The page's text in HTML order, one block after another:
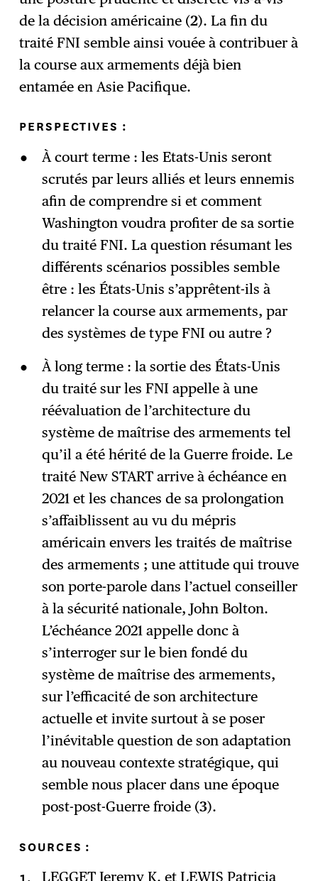
de la décision américaine (2). La fin du
traité FNI semble ainsi vouée à contribuer à
la course aux armements déjà bien
entamée en Asie Pacifique.
PERSPECTIVES :
À court terme : les Etats-Unis seront
scrutés par leurs alliés et leurs ennemis
afin de comprendre si et comment
Washington voudra profiter de sa sortie
du traité FNI. La question résumant les
différents scénarios possibles semble
être : les États-Unis s’apprêtent-ils à
relancer la course aux armements, par
des systèmes de type FNI ou autre ?
À long terme : la sortie des États-Unis
du traité sur les FNI appelle à une
réévaluation de l’architecture du
système de maîtrise des armements tel
qu’il a été hérité de la Guerre froide. Le
traité New START arrive à échéance en
2021 et les chances de sa prolongation
s’affaiblissent au vu du mépris
américain envers les traités de maîtrise
des armements ; une attitude qui trouve
son porte-parole dans l’actuel conseiller
à la sécurité nationale, John Bolton.
L’échéance 2021 appelle donc à
s’interroger sur le bien fondé du
système de maîtrise des armements,
sur l’efficacité de son architecture
actuelle et invite surtout à se poser
l’inévitable question de son adaptation
au nouveau contexte stratégique, qui
semble nous placer dans une époque
post-post-Guerre froide (3).
SOURCES :
LEGGET Jeremy K. et LEWIS Patricia